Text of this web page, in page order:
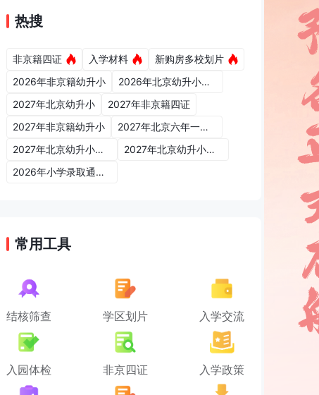
热搜
非京籍四证 入学材料
新购房多校划片
2026年非京籍幼升小
2026年北京幼升小入学政策
2027年北京幼升小
2027年非京籍四证
2027年非京籍幼升小
2027年北京六年一学位政策
2027年北京幼升小六年一学位政策
2027年北京幼升小入学政策
2026年小学录取通知书
常用工具
结核筛查 学区划片 入学交流
入园体检 非京四证 入学政策